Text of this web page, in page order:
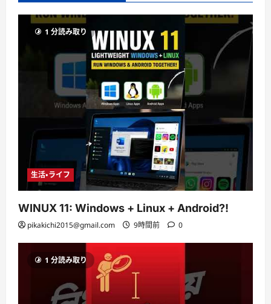
1 分読み取り
生活・ライフ
WINUX 11: Windows + Linux + Android?!
pikakichi2015@gmail.com 9時間前 0
1 分読み取り